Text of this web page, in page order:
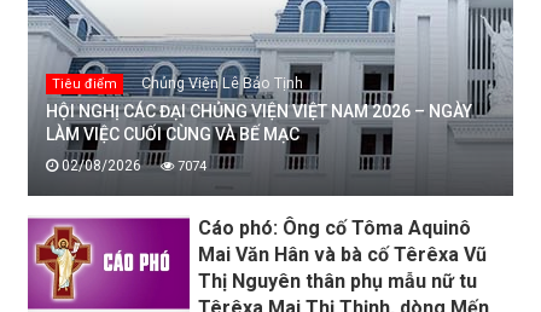
Tiêu điểm Chủng Viện Lê Bảo Tịnh
HỘI NGHỊ CÁC ĐẠI CHỦNG VIỆN VIỆT NAM 2026 – NGÀY
LÀM VIỆC CUỐI CÙNG VÀ BẾ MẠC
02/08/2026 7074
Cáo phó: Ông cố Tôma Aquinô
Mai Văn Hân và bà cố Têrêxa Vũ
Thị Nguyên thân phụ mẫu nữ tu